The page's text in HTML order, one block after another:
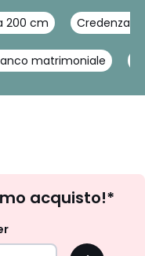
200 cm Credenza
matrimoniale
acquisto!*
OK